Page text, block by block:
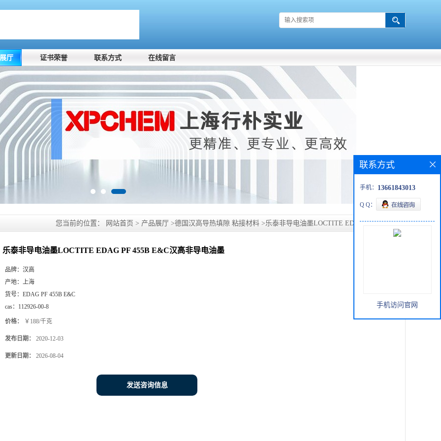
厅 证书荣誉 联系方式 在线留言
您当前的位置： 网站首页 > 产品展厅 >德国汉高导热填隙 粘接材料 >乐泰非导电油墨LOCTITE EDAG PF 455B
乐泰非导电油墨LOCTITE EDAG PF 455B E&C汉高非导电油墨
品牌： 汉高
产地： 上海
货号： EDAG PF 455B E&C
cas： 112926-00-8
价格： ￥188/千克
发布日期： 2020-12-03
更新日期： 2026-08-04
发送咨询信息
联系方式
手机： 13661843013
Q Q：
手机访问官网